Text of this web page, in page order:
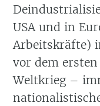
USA und in
Arbeitskräfte)
vor dem
Weltkrieg –